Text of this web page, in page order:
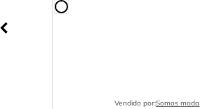
Vendido por:Somos moda